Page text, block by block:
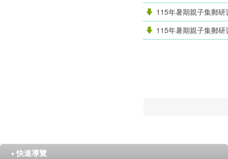
115年暑期親子集郵
115年暑期親子集郵研
▼ 快速導覽